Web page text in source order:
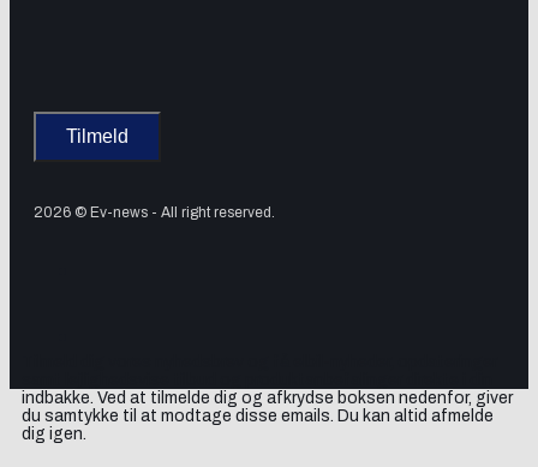
2026 © Ev-news - All right reserved.
indbakke. Ved at tilmelde dig og afkrydse boksen nedenfor, giver
du samtykke til at modtage disse emails. Du kan altid afmelde
dig igen.